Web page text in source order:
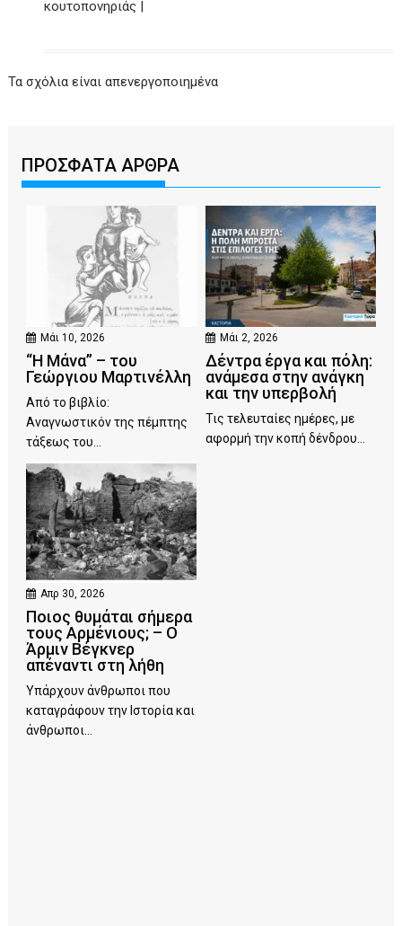
κουτοπονηριάς |
Τα σχόλια είναι απενεργοποιημένα
ΠΡΟΣΦΑΤΑ ΑΡΘΡΑ
Μάι 10, 2026
“Η Μάνα” – του
Γεώργιου Μαρτινέλλη
Από το βιβλίο:
Αναγνωστικόν της πέμπτης
τάξεως του...
Μάι 2, 2026
Δέντρα έργα και πόλη:
ανάμεσα στην ανάγκη
και την υπερβολή
Τις τελευταίες ημέρες, με
αφορμή την κοπή δένδρου...
Απρ 30, 2026
Ποιος θυμάται σήμερα
τους Αρμένιους; – Ο
Άρμιν Βέγκνερ
απέναντι στη λήθη
Υπάρχουν άνθρωποι που
καταγράφουν την Ιστορία και
άνθρωποι...